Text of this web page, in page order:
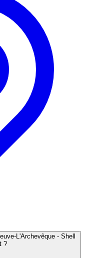
L'Archevêque - Shell
?